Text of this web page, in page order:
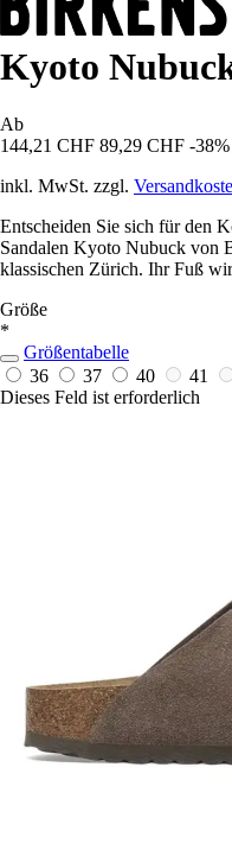
Kyoto
Ab
144,21 CHF 89,29 CHF -38%
inkl. MwSt. zzgl.
Entscheiden Sie sich für den
Sandalen Kyoto Nubuck von
klassischen Zürich. Ihr Fuß
Größe
*
Größentabelle
36
37 40 41
Dieses Feld ist erforderlich